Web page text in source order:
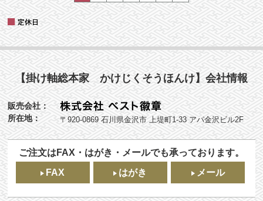
【掛け軸総本家 かけじくそうほんけ】会社情報
販売会社：
所在地：
〒920-0869 石川県金沢市 上堤町1-33 アパ金沢ビル2F
ご注文はFAX・はがき・メールでも承っております。
FAX
はがき メール